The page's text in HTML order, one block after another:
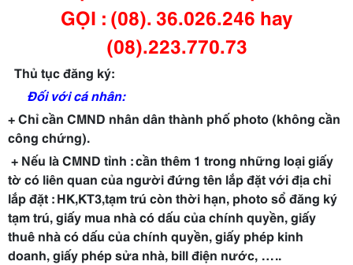
GỌI : (08). 36.026.246 hay
(08).223.770.73
Thủ tục đăng ký:
Đối với cá nhân:
+ Chỉ cần CMND nhân dân thành phố photo (không cần
công chứng).
+ Nếu là CMND tỉnh : cần thêm 1 trong những loại giấy
tờ có liên quan của người đứng tên lắp đặt với địa chỉ
lắp đặt : HK,KT3,tạm trú còn thời hạn, photo sổ đăng ký
tạm trú, giấy mua nhà có dấu của chính quyền, giấy
thuê nhà có dấu của chính quyền, giấy phép kinh
doanh, giấy phép sửa nhà, bill điện nước, …..